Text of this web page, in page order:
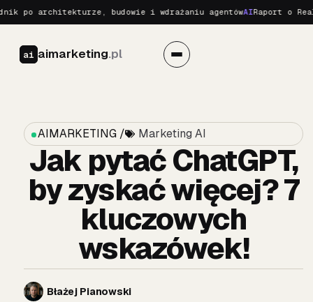
architekturze, budowie i wdrażaniu agentówAIRaport o
ai aimarketing.pl
AIMARKETING / Marketing AI
Jak pytać ChatGPT,
by zyskać więcej? 7
kluczowych
wskazówek!
Błażej Pianowski